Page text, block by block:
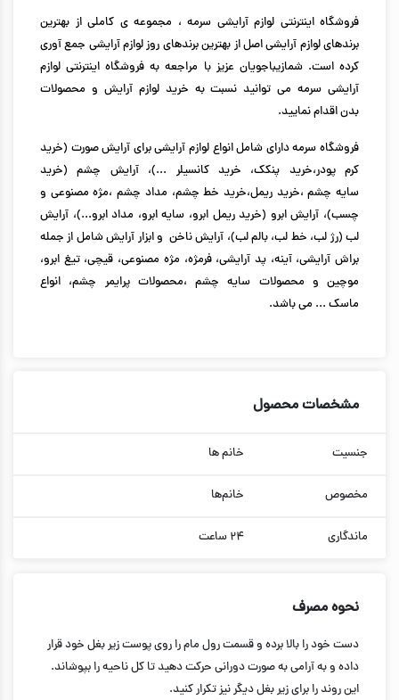
فروشگاه اینترنتی لوازم آرایشی سرمه ، مجموعه ی کاملی از بهترین
برندهای لوازم آرایشی اصل از بهترین برندهای روز لوازم آرایشی جمع آوری
کرده است. شمازیباجویان عزیز با مراجعه به فروشگاه اینترنتی لوازم
آرایشی سرمه می توانید نسبت به خرید لوازم آرایش و محصولات
بدناقدام نمایید.
فروشگاه سرمه دارای شامل انواع لوازم آرایشی برای آرایش صورت (خرید
کرم پودر،خرید پنکک، خرید کانسیلر ...)، آرایش چشم (خرید
سایه چشم،خرید ریمل،خرید خط چشم، مداد چشم،مژه مصنوعی و
چسب)، آرایش ابرو (خرید ریمل ابرو، سایه ابرو، مداد ابرو...)، آرایش
لب (رژ لب، خط لب، بالم لب)، آرایش ناخن و ابزار آرایش شامل از جمله
براش آرایشی، آینه، پد آرایشی، فرمژه، مژه مصنوعی، قیچی، تیغ ابرو،
موچین و محصولات سایه چشم ،محصولات پرایمر چشم، انواع
ماسک ... می باشد.
مشخصات محصول
جنسیت خانم ها
مخصوص خانم‌ها
ماندگاری ۲۴ ساعت
نحوه مصرف
دست خود را بالا برده و قسمت رول مام را روی پوست زیر بغل خود قرار
داده و به آرامی به صورت دورانی حرکت دهید تا کل ناحیه را بپوشاند.
این روند را برای زیر بغل دیگر نیز تکرار کنید.